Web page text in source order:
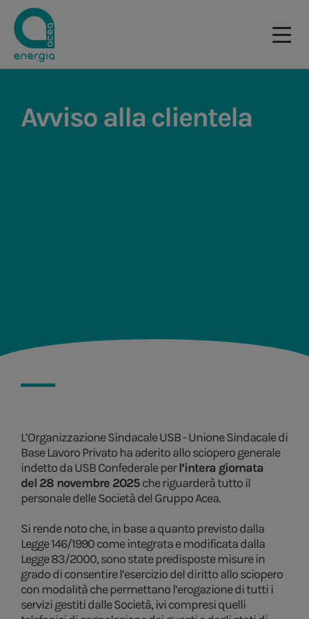
Avviso alla clientela
L’Organizzazione Sindacale USB - Unione Sindacale di
Base Lavoro Privato ha aderito allo sciopero generale
indetto da USB Confederale perl’intera giornata
del 28 novembre 2025che riguarderà tutto il
personale delle Società del Gruppo Acea.
Si rende noto che, in base a quanto previsto dalla
Legge 146/1990 come integrata e modificata dalla
Legge 83/2000, sono state predisposte misure in
grado di consentire l’esercizio del diritto allo sciopero
con modalità che permettano l’erogazione di tutti i
servizi gestiti dalle Società, ivi compresi quelli